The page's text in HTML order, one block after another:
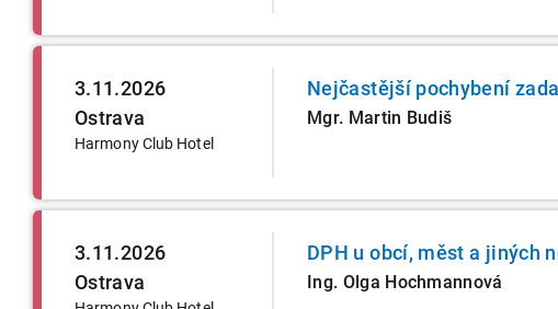
3.11.2026
Ostrava
Harmony Club Hotel
Nejčastější pochybení
Mgr. Martin Budiš
3.11.2026
Ostrava
DPH u obcí, měst a jiných
Ing. Olga Hochmannová